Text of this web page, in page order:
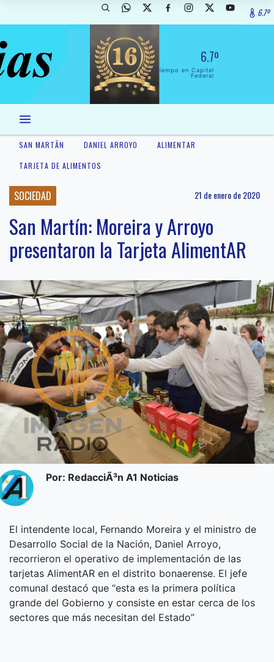
6.7º
6.7º
El Tiempo en Capital
Federal
SAN MARTÃ­N DANIEL ARROYO
ALIMENTAR
TARJETA DE ALIMENTOS
SOCIEDAD 21 de enero de 2020
San Martín: Moreira y Arroyo
presentaron la Tarjeta AlimentAR
Por: RedacciÃ³n A1 Noticias
El intendente local, Fernando Moreira y el ministro de
Desarrollo Social de la Nación, Daniel Arroyo,
recorrieron el operativo de implementación de las
tarjetas AlimentAR en el distrito bonaerense. El jefe
comunal destacó que “esta es la primera política
grande del Gobierno y consiste en estar cerca de los
sectores que más necesitan del Estado”